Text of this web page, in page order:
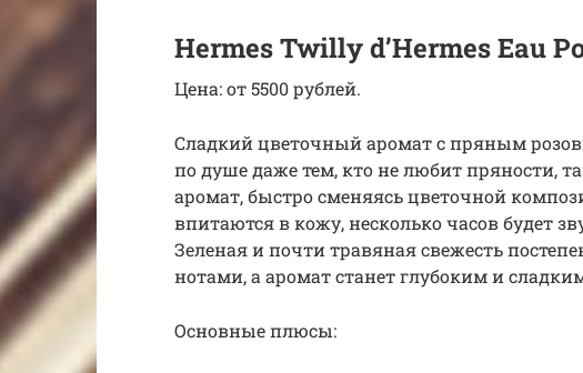
Hermes Twilly d’Hermes Eau
Цена: от 5500 рублей.
Сладкий цветочный аромат с пряным
по душе даже тем, кто не любит пряности,
аромат, быстро сменяясь цветочной
впитаются в кожу, несколько часов будет
Зеленая и почти травяная свежесть
нотами, а аромат станет глубоким и
Основные плюсы: